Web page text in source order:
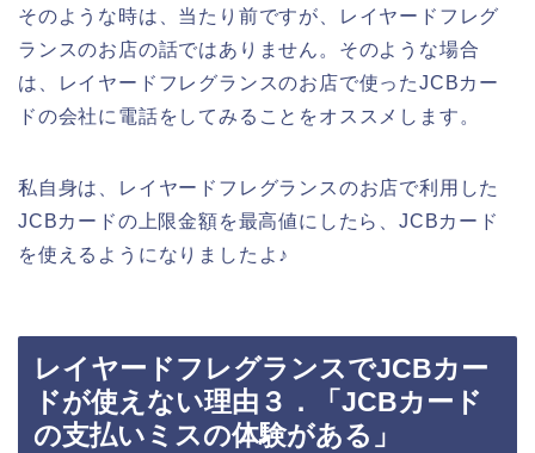
そのような時は、当たり前ですが、レイヤードフレグ
ランスのお店の話ではありません。そのような場合
は、レイヤードフレグランスのお店で使ったJCBカー
ドの会社に電話をしてみることをオススメします。
私自身は、レイヤードフレグランスのお店で利用した
JCBカードの上限金額を最高値にしたら、JCBカード
を使えるようになりましたよ♪
レイヤードフレグランスでJCBカー
ドが使えない理由３．「JCBカード
の支払いミスの体験がある」